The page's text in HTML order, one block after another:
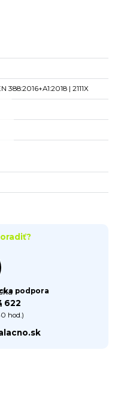
388:2016+A1:2018 | 2111X
podpora
622
hod.)